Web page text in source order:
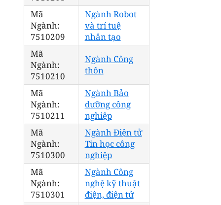
Mã
Ngành:
7510209
Ngành Robot
và trí tuệ
nhân tạo
Mã
Ngành:
7510210
Ngành Công
thôn
Mã
Ngành:
7510211
Ngành Bảo
dưỡng công
nghiệp
Mã
Ngành:
7510300
Ngành Điện tử
Tin học công
nghiệp
Mã
Ngành:
7510301
Ngành Công
nghệ kỹ thuật
điện, điện tử